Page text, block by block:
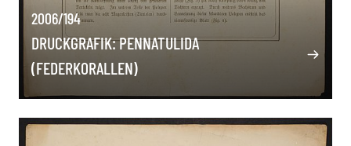
2006/194
DRUCKGRAFIK: PENNATULIDA
(FEDERKORALLEN)